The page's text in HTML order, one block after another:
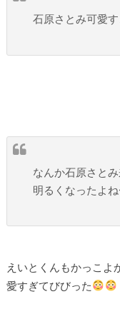
石原さとみ可愛
なんか石原さと
明るくなったよね
えいとくんもかっこよ
愛すぎてびびった